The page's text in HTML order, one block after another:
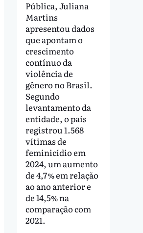
Pública, Juliana
Martins
apresentou dados
que apontam o
crescimento
contínuo da
violência de
gênero no Brasil.
Segundo
levantamento da
entidade, o país
registrou 1.568
vítimas de
feminicídio em
2024, um aumento
de 4,7% em relação
ao ano anterior e
de 14,5% na
comparação com
2021.